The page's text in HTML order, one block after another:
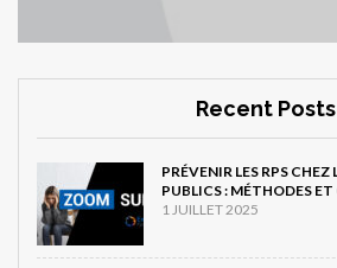
Recent Posts
PRÉVENIR LES RPS CHEZ
PUBLICS : MÉTHODES
1 JUILLET 2025